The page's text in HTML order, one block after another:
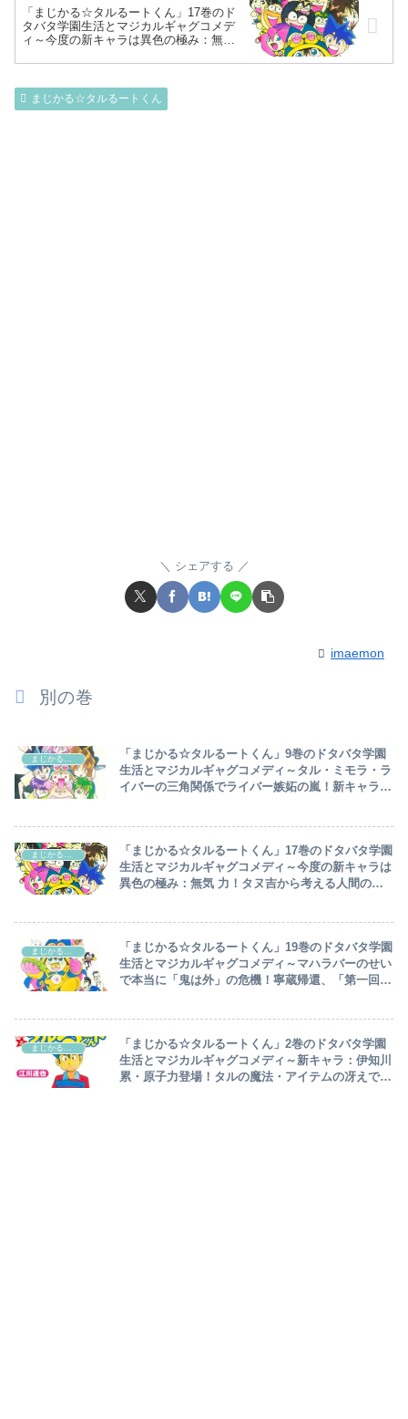
「まじかる☆タルるートくん」17巻のド
タバタ学園生活とマジカルギャグコメデ
ィ～今度の新キャラは異色の極み：無気
は！？モテモテ伊代菜を振り向かせたい
まじかる☆タルるートくん
シェアする
imaemon
別の巻
まじかる☆タルるートくん「まじかる☆タルるートくん」9巻のドタバタ学園
生活とマジカルギャグコメディ～タル・ミモラ・ラ
イバーの三角関係でライバー嫉妬の嵐！新キャラ：
まじかる☆タルるートくん「まじかる☆タルるートくん」17巻のドタバタ学園
生活とマジカルギャグコメディ～今度の新キャラは
異色の極み：無気 力！タヌ吉から考える人間の愚
まじかる☆タルるートくん「まじかる☆タルるートくん」19巻のドタバタ学園
生活とマジカルギャグコメディ～マハラバーのせい
で本当に「鬼は外」の危機！寧蔵帰還、「第一回得
まじかる☆タルるートくん「まじかる☆タルるートくん」2巻のドタバタ学園
生活とマジカルギャグコメディ～新キャラ：伊知川
累・原子力登場！タルの魔法・アイテムの冴えで本